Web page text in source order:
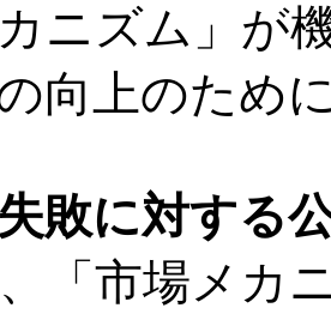
カニズム」が
向上のため
失敗に対する
「市場メカ